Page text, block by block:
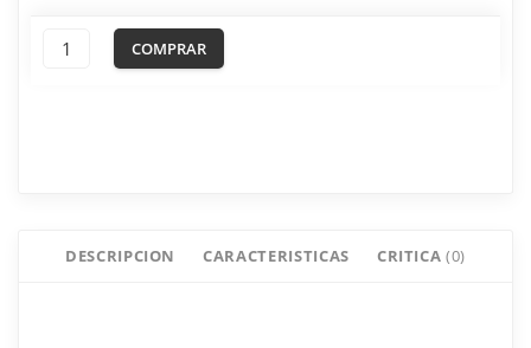
COMPRAR
DESCRIPCION CARACTERISTICAS CRITICA(0)